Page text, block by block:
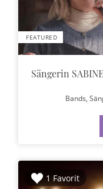
FEATURED
Sängerin
Bands,
1 Favorit